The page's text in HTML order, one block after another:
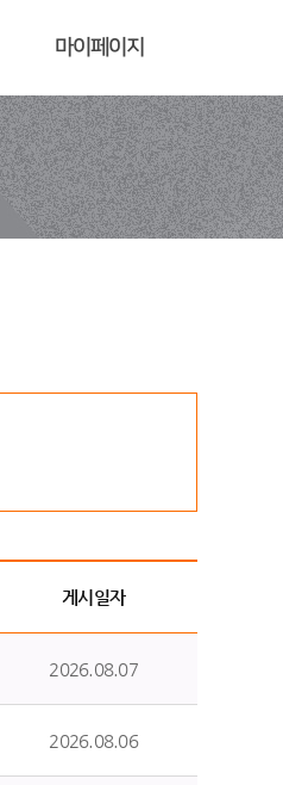
마이페이지
게시일자
2026.08.07
2026.08.06